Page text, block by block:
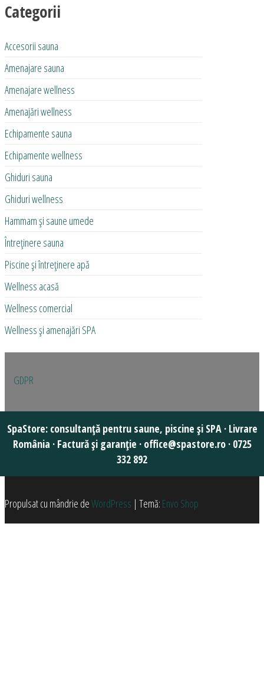
Categorii
Accesorii sauna
Amenajare sauna
Amenajare wellness
Amenajări wellness
Echipamente sauna
Echipamente wellness
Ghiduri sauna
Ghiduri wellness
Hammam și saune umede
Întreținere sauna
Piscine și întreținere apă
Wellness acasă
Wellness comercial
Wellness și amenajări SPA
GDPR
Propulsat cu mândrie deWordPress | Temă: Envo Shop